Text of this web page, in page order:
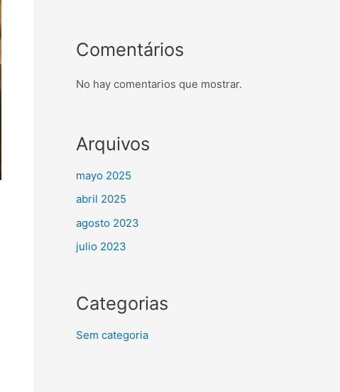
Comentários
No hay comentarios que mostrar.
Arquivos
mayo 2025
abril 2025
agosto 2023
julio 2023
Categorias
Sem categoria